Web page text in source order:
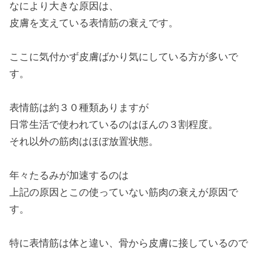
なにより大きな原因は、
皮膚を支えている表情筋の衰えです。
ここに気付かず皮膚ばかり気にしている方が多いで
す。
表情筋は約３０種類ありますが
日常生活で使われているのはほんの３割程度。
それ以外の筋肉はほぼ放置状態。
年々たるみが加速するのは
上記の原因とこの使っていない筋肉の衰えが原因で
す。
特に表情筋は体と違い、骨から皮膚に接しているので